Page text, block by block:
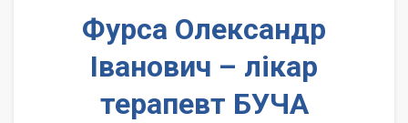
Фурса Олександр
Іванович – лікар
терапевт БУЧА